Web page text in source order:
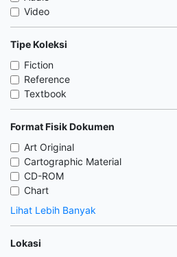
Video
Tipe Koleksi
Fiction
Reference
Textbook
Format Fisik Dokumen
Art Original
Cartographic Material
CD-ROM
Chart
Lihat Lebih Banyak
Lokasi